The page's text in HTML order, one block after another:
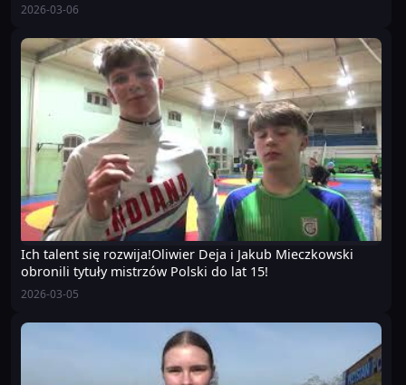
2026-03-06
Ich talent się rozwija!Oliwier Deja i Jakub Mieczkowski
obronili tytuły mistrzów Polski do lat 15!
2026-03-05